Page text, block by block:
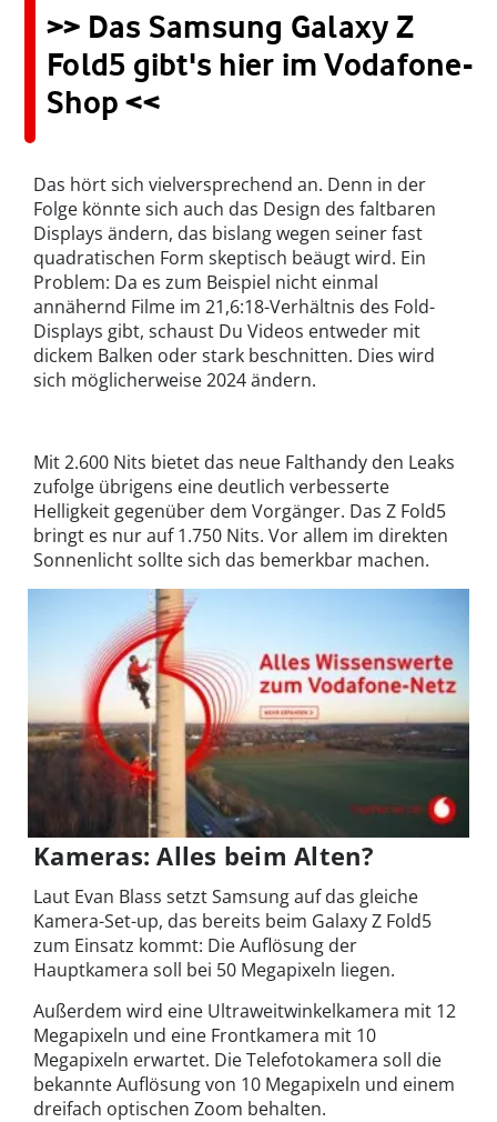
>> Das Samsung Galaxy Z
Fold5 gibt's hier im Vodafone-
Shop <<
Das hört sich vielversprechend an. Denn in der
Folge könnte sich auch das Design des faltbaren
Displays ändern, das bislang wegen seiner fast
quadratischen Form skeptisch beäugt wird. Ein
Problem: Da es zum Beispiel nicht einmal
annähernd Filme im 21,6:18-Verhältnis des Fold-
Displays gibt, schaust Du Videos entweder mit
dickem Balken oder stark beschnitten. Dies wird
sich möglicherweise 2024 ändern.
Mit 2.600 Nits bietet das neue Falthandy den Leaks
zufolge übrigens eine deutlich verbesserte
Helligkeit gegenüber dem Vorgänger. Das Z Fold5
bringt es nur auf 1.750 Nits. Vor allem im direkten
Sonnenlicht sollte sich das bemerkbar machen.
Kameras: Alles beim Alten?
Laut Evan Blass setzt Samsung auf das gleiche
Kamera-Set-up, das bereits beim Galaxy Z Fold5
zum Einsatz kommt: Die Auflösung der
Hauptkamera soll bei 50 Megapixeln liegen.
Außerdem wird eine Ultraweitwinkelkamera mit 12
Megapixeln und eine Frontkamera mit 10
Megapixeln erwartet. Die Telefotokamera soll die
bekannte Auflösung von 10 Megapixeln und einem
dreifach optischen Zoom behalten.